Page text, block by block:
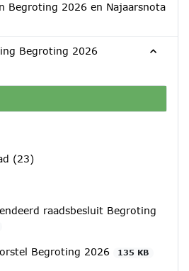
Begroting 2026 en Najaarsnota
Begroting 2026
(23)
raadsbesluit Begroting
Begroting 2026 135 KB